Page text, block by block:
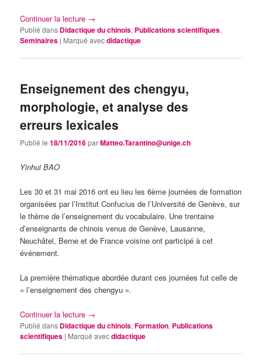
Continuer la lecture →
Publié dans Didactique du chinois, Publications scientifiques,
Seminaires | Marqué avecdidactique
Enseignement des chengyu,
morphologie, et analyse des
erreurs lexicales
Publié le18/11/2016parMatteo.Tarantino@unige.ch
Yinhui BAO
Les 30 et 31 mai 2016 ont eu lieu les 6ème journées de formation
organisées par l’Institut Confucius de l’Université de Genève, sur
le thème de l’enseignement du vocabulaire. Une trentaine
d’enseignants de chinois venus de Genève, Lausanne,
Neuchâtel, Berne et de France voisine ont participé à cet
événement.
La première thématique abordée durant ces journées fut celle de
« l’enseignement des chengyu ».
Continuer la lecture →
Publié dans Didactique du chinois,Formation, Publications
scientifiques | Marqué avecdidactique